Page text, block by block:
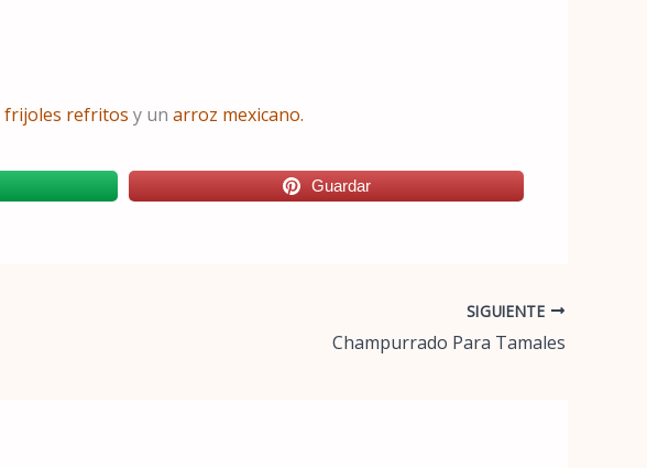
frijoles refritos y un arroz mexicano.
Guardar
SIGUIENTE
Champurrado Para Tamales